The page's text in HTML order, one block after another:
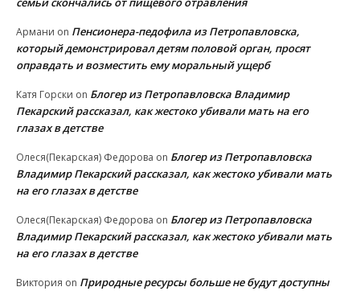
Армани on Пенсионера-педофила из Петропавловска,
который демонстрировал детям половой орган, просят
оправдать и возместить ему моральный ущерб
Катя Горски on Блогер из Петропавловска Владимир
Пекарский рассказал, как жестоко убивали мать на его
глазах в детстве
Олеся(Пекарская) Федорова on Блогер из Петропавловска
Владимир Пекарский рассказал, как жестоко убивали мать
на его глазах в детстве
Олеся(Пекарская) Федорова on Блогер из Петропавловска
Владимир Пекарский рассказал, как жестоко убивали мать
на его глазах в детстве
Виктория on Природные ресурсы больше не будут доступны